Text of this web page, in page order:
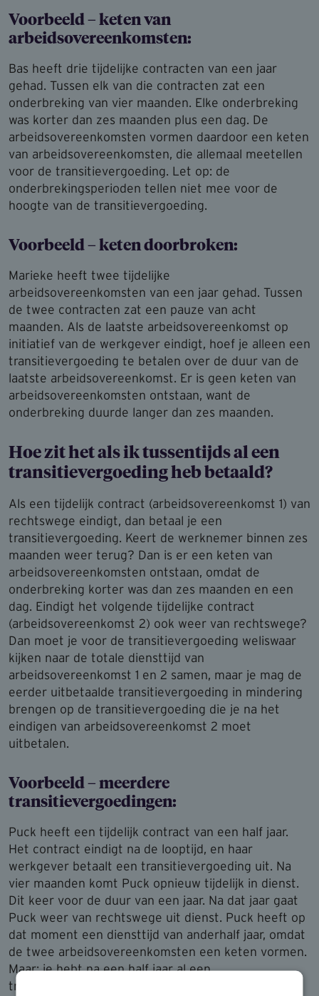
Voorbeeld – keten van
arbeidsovereenkomsten:
Bas heeft drie tijdelijke contracten van een jaar
gehad. Tussen elk van die contracten zat een
onderbreking van vier maanden. Elke onderbreking
was korter dan zes maanden plus een dag. De
arbeidsovereenkomsten vormen daardoor een keten
van arbeidsovereenkomsten, die allemaal meetellen
voor de transitievergoeding. Let op: de
onderbrekingsperioden tellen niet mee voor de
hoogte van de transitievergoeding.
Voorbeeld – keten doorbroken:
Marieke heeft twee tijdelijke
arbeidsovereenkomsten van een jaar gehad. Tussen
de twee contracten zat een pauze van acht
maanden. Als de laatste arbeidsovereenkomst op
initiatief van de werkgever eindigt, hoef je alleen een
transitievergoeding te betalen over de duur van de
laatste arbeidsovereenkomst. Er is geen keten van
arbeidsovereenkomsten ontstaan, want de
onderbreking duurde langer dan zes maanden.
Hoe zit het als ik tussentijds al een
transitie­ver­goe­ding heb betaald?
Als een tijdelijk contract (arbeidsovereenkomst 1) van
rechtswege eindigt, dan betaal je een
transitievergoeding. Keert de werknemer binnen zes
maanden weer terug? Dan is er een keten van
arbeidsovereenkomsten ontstaan, omdat de
onderbreking korter was dan zes maanden en een
dag. Eindigt het volgende tijdelijke contract
(arbeidsovereenkomst 2) ook weer van rechtswege?
Dan moet je voor de transitievergoeding weliswaar
kijken naar de totale diensttijd van
arbeidsovereenkomst 1 en 2 samen, maar je mag de
eerder uitbetaalde transitievergoeding in mindering
brengen op de transitievergoeding die je na het
eindigen van arbeidsovereenkomst 2 moet
uitbetalen.
Voorbeeld – meerdere
transitievergoedingen:
Puck heeft een tijdelijk contract van een half jaar.
Het contract eindigt na de looptijd, en haar
werkgever betaalt een transitievergoeding uit. Na
vier maanden komt Puck opnieuw tijdelijk in dienst.
Dit keer voor de duur van een jaar. Na dat jaar gaat
Puck weer van rechtswege uit dienst. Puck heeft op
dat moment een diensttijd van anderhalf jaar, omdat
de twee arbeidsovereenkomsten een keten vormen.
Maar: je hebt na een half jaar al een
transitievergoeding uitbetaald. Je hoeft nu dus